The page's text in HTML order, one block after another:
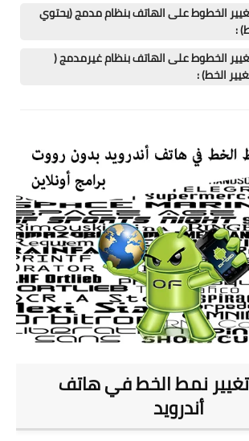
الربح من الانترنت
مقالات
العاب
تطبيقات
العملات الرقمية
الخطوط على الهاتف بنظام مدمج (يحتوي
:
الخطوط على الهاتف بنظام غيرمدمج (
الخط) :
نمط الخط في هاتف
أندرويد